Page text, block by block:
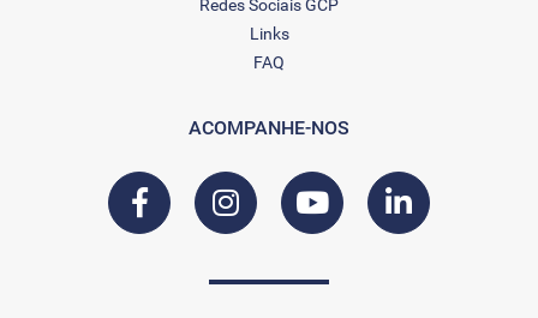
Redes Sociais GCP
Links
FAQ
ACOMPANHE-NOS